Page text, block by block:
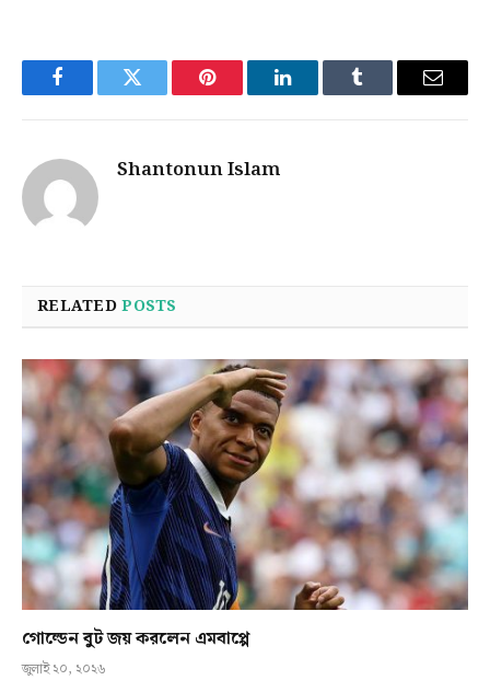
FacebookTwitter Pinterest LinkedInTumblr Email
Shantonun Islam
RELATEDPOSTS
গোল্ডেন বুট জয় করলেন এমবাপ্পে
জুলাই ২০, ২০২৬